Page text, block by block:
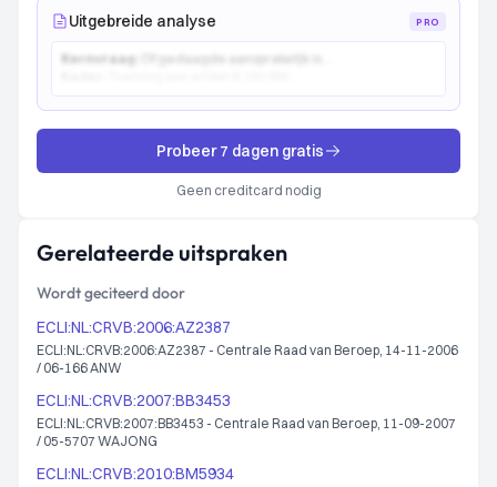
Uitgebreide analyse PRO
Kernvraag:
Probeer 7 dagen gratis
Geen creditcard nodig
Gerelateerde uitspraken
Wordt geciteerd door
ECLI:NL:CRVB:2006:AZ2387
ECLI:NL:CRVB:2006:AZ2387 - Centrale Raad van Beroep, 14-11-2006
/ 06-166 ANW
ECLI:NL:CRVB:2007:BB3453
ECLI:NL:CRVB:2007:BB3453 - Centrale Raad van Beroep, 11-09-2007
/ 05-5707 WAJONG
ECLI:NL:CRVB:2010:BM5934